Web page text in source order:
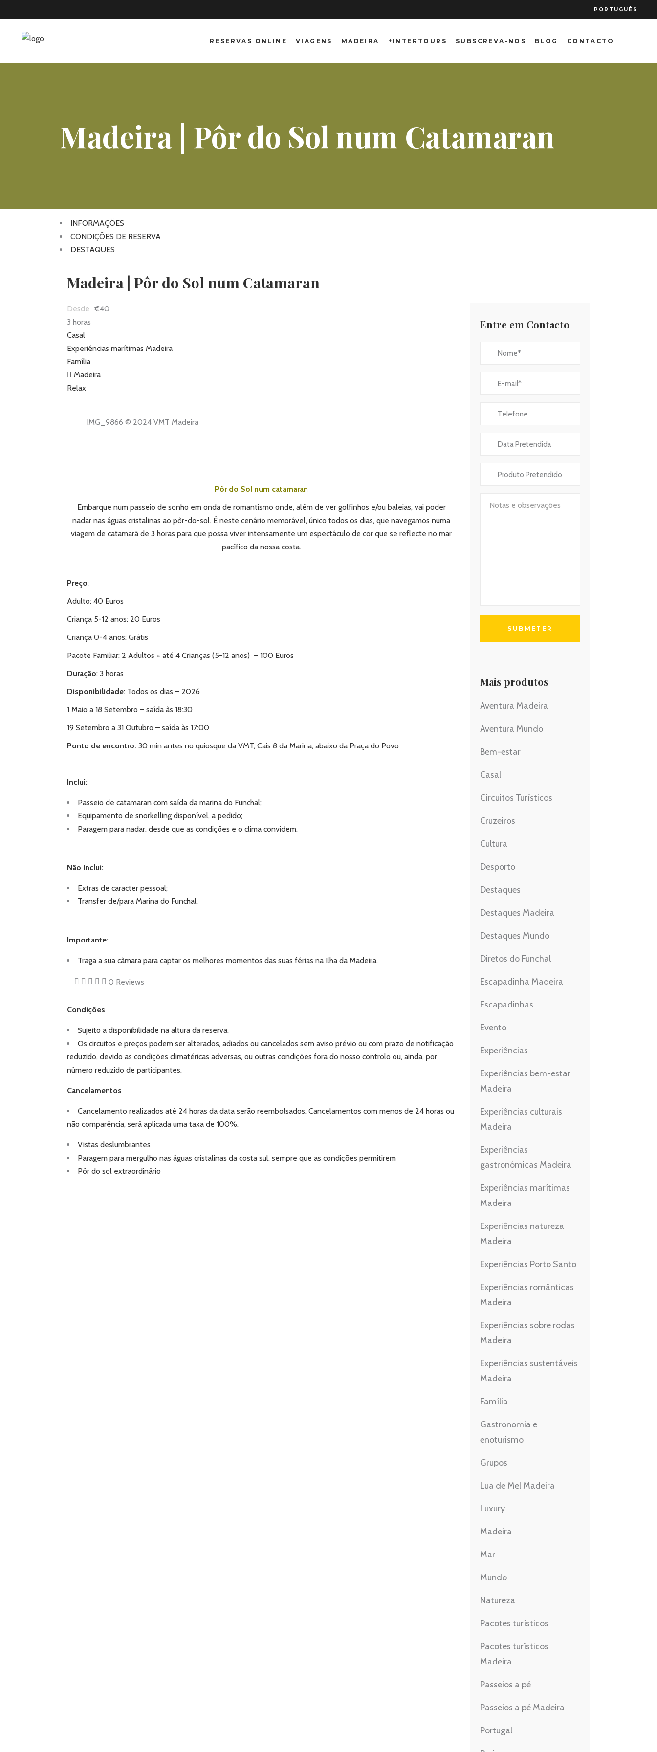
PORTUGUÊS
RESERVAS ONLINE VIAGENS MADEIRA +INTERTOURS SUBSCREVA-NOS BLOG CONTACTO
Madeira | Pôr do Sol num Catamaran
INFORMAÇÕES
CONDIÇÕES DE RESERVA
DESTAQUES
Madeira | Pôr do Sol num Catamaran
€40
3 horas
Casal
Experiências marítimas Madeira
Família
Madeira
Relax
IMG_9866 © 2024 VMT Madeira
Pôr do Sol num catamaran
Embarque num passeio de sonho em onda de romantismo onde, além de ver golfinhos e/ou baleias, vai poder
nadar nas águas cristalinas ao pôr-do-sol. É neste cenário memorável, único todos os dias, que navegamos numa
viagem de catamarã de 3 horas para que possa viver intensamente um espectáculo de cor que se reflecte no mar
pacífico da nossa costa.
Preço:
Adulto: 40 Euros
Criança 5-12 anos: 20 Euros
Criança 0-4 anos: Grátis
Pacote Familiar: 2 Adultos + até 4 Crianças (5-12 anos) – 100 Euros
Duração: 3 horas
Disponibilidade: Todos os dias – 2026
1 Maio a 18 Setembro – saída às 18:30
19 Setembro a 31 Outubro – saída às 17:00
Ponto de encontro: 30 min antes no quiosque da VMT, Cais 8 da Marina, abaixo da Praça do Povo
Inclui:
Passeio de catamaran com saída da marina do Funchal;
Equipamento de snorkelling disponível, a pedido;
Paragem para nadar, desde que as condições e o clima convidem.
Não Inclui:
Extras de caracter pessoal;
Transfer de/para Marina do Funchal.
Importante:
Traga a sua câmara para captar os melhores momentos das suas férias na Ilha da Madeira.
0 Reviews
Condições
Sujeito a disponibilidade na altura da reserva.
Os circuitos e preços podem ser alterados, adiados ou cancelados sem aviso prévio ou com prazo de notificação
reduzido, devido as condições climatéricas adversas, ou outras condições fora do nosso controlo ou, ainda, por
número reduzido de participantes.
Cancelamentos
Cancelamento realizados até 24 horas da data serão reembolsados. Cancelamentos com menos de 24 horas ou
não comparência, será aplicada uma taxa de 100%.
Vistas deslumbrantes
Paragem para mergulho nas águas cristalinas da costa sul, sempre que as condições permitirem
Pôr do sol extraordinário
Entre em Contacto
Mais produtos
Aventura Madeira
Aventura Mundo
Bem-estar
Casal
Circuitos Turísticos
Cruzeiros
Cultura
Desporto
Destaques
Destaques Madeira
Destaques Mundo
Diretos do Funchal
Escapadinha Madeira
Escapadinhas
Evento
Experiências
Experiências bem-estar
Madeira
Experiências culturais
Madeira
Experiências
gastronómicas Madeira
Experiências marítimas
Madeira
Experiências natureza
Madeira
Experiências Porto Santo
Experiências românticas
Madeira
Experiências sobre rodas
Madeira
Experiências sustentáveis
Madeira
Família
Gastronomia e
enoturismo
Grupos
Lua de Mel Madeira
Luxury
Madeira
Mar
Mundo
Natureza
Pacotes turísticos
Pacotes turísticos
Madeira
Passeios a pé
Passeios a pé Madeira
Portugal